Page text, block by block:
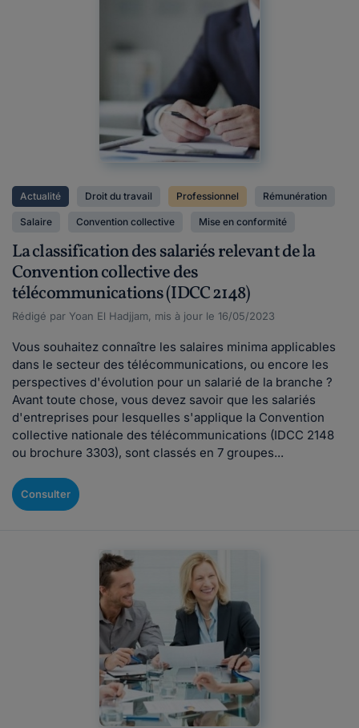
Actualité Droit du travail Professionnel Rémunération
Salaire Convention collective Mise en conformité
La classification des salariés relevant de la
Convention collective des
télécommunications (IDCC 2148)
Rédigé par Yoan El Hadjjam, mis à jour le 16/05/2023
Vous souhaitez connaître les salaires minima applicables
dans le secteur des télécommunications, ou encore les
perspectives d'évolution pour un salarié de la branche ?
Avant toute chose, vous devez savoir que les salariés
d'entreprises pour lesquelles s'applique la Convention
collective nationale des télécommunications (IDCC 2148
ou brochure 3303), sont classés en 7 groupes...
Consulter